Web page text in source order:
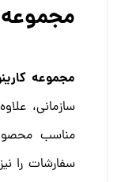
مجموعه
مجموعه
سازمانی،
مناسب
سفارشات را